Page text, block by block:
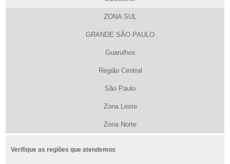
ZONA SUL
GRANDE SÃO PAULO
Guarulhos
Região Central
São Paulo
Zona Leste
Zona Norte
Verifique as regiões que atendemos